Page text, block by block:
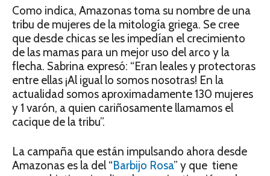
Como indica, Amazonas toma su nombre de una
tribu de mujeres de la mitología griega. Se cree
que desde chicas se les impedían el crecimiento
de las mamas para un mejor uso del arco y la
flecha. Sabrina expresó: “Eran leales y protectoras
entre ellas ¡Al igual lo somos nosotras! En la
actualidad somos aproximadamente 130 mujeres
y 1 varón, a quien cariñosamente llamamos el
cacique de la tribu”.
La campaña que están impulsando ahora desde
Amazonas es la del “Barbijo Rosa” y que tiene